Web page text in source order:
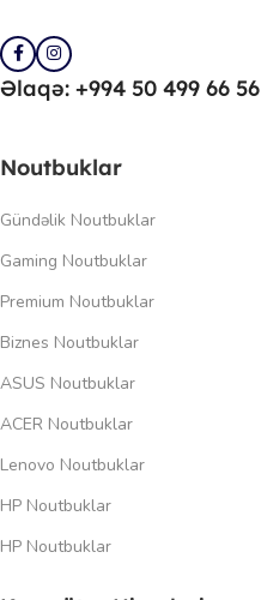
Əlaqə: +994 50 499 66 56
Noutbuklar
Gündəlik Noutbuklar
Gaming Noutbuklar
Premium Noutbuklar
Biznes Noutbuklar
ASUS Noutbuklar
ACER Noutbuklar
Lenovo Noutbuklar
HP Noutbuklar
HP Noutbuklar